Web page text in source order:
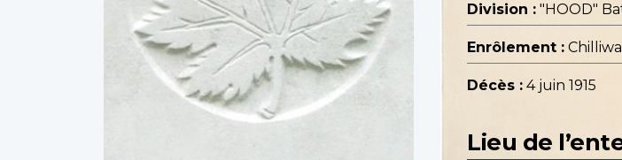
Division : "HOOD"
Enrôlement :
Décès : 4 juin 1915
Lieu de